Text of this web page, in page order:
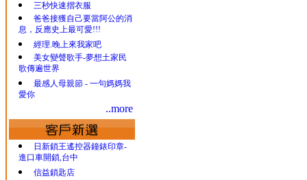
三秒快速摺衣服
爸爸接獲自己要當阿公的消
息，反應史上最可愛!!!
經理.晚上來我家吧
美女變聲歌手-夢想土家民
歌傳遍世界
最感人母親節 - 一句媽媽我
愛你
..more
日新鎖王遙控器鐘錶印章-
進口車開鎖,台中
信益鎖匙店